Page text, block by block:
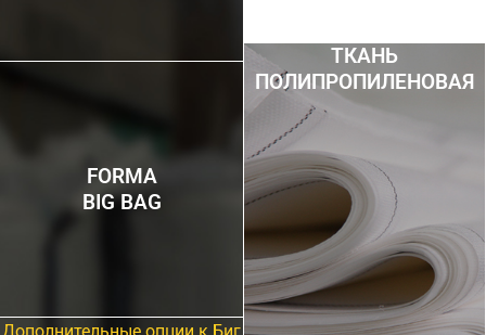
FORMA
BIG BAG
ТКАНЬ
ПОЛИПРОПИЛЕНОВАЯ